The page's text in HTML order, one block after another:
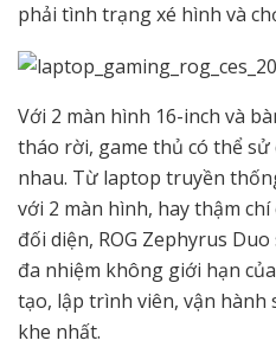
phải tình trạng xé hình và
Với 2 màn hình 16-inch và
tháo rời, game thủ có thể sử
nhau. Từ laptop truyền
với 2 màn hình, hay thậm
đối diện, ROG Zephyrus
đa nhiệm không giới hạn
tạo, lập trình viên, vận hành
khe nhất.